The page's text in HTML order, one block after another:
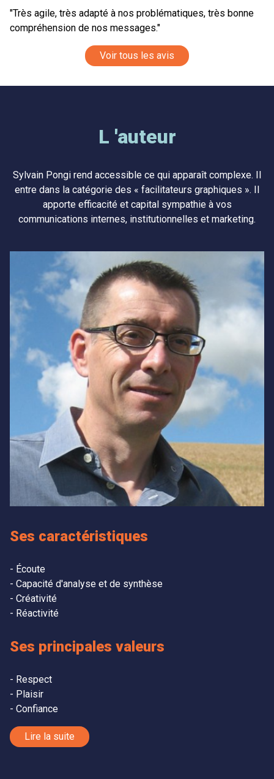
"Très agile, très adapté à nos problématiques, très bonne
compréhension de nos messages."
Voir tous les avis
L 'auteur
Sylvain Pongi rend accessible ce qui apparaît complexe. Il
entre dans la catégorie des « facilitateurs graphiques ». Il
apporte efficacité et capital sympathie à vos
communications internes, institutionnelles et marketing.
Ses caractéristiques
Écoute
Capacité d'analyse et de synthèse
Créativité
Réactivité
Ses principales valeurs
Respect
Plaisir
Confiance
Lire la suite